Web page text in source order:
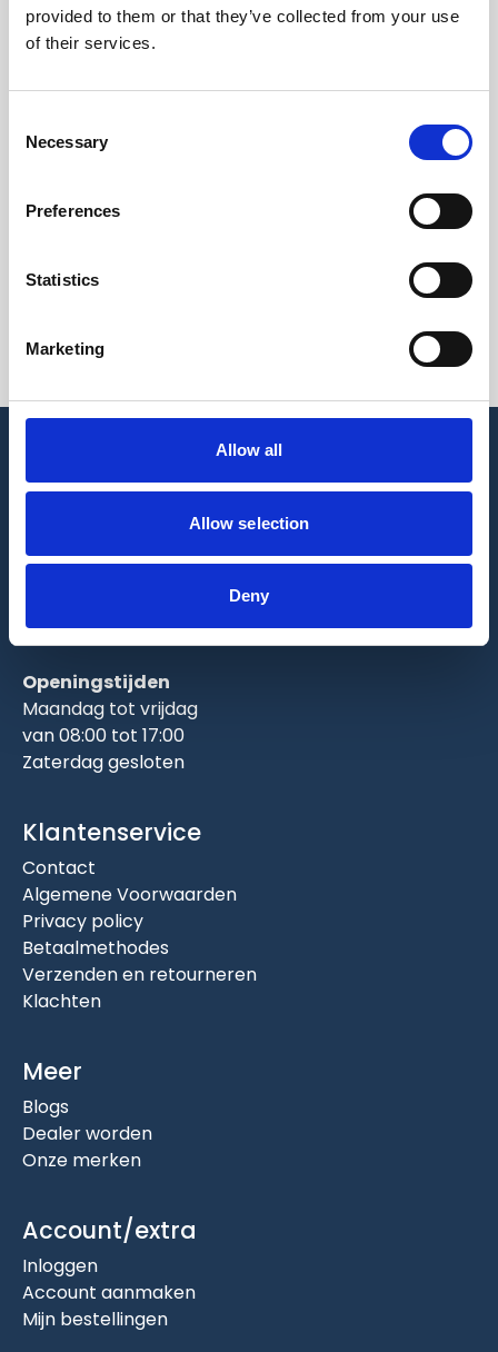
provided to them or that they’ve collected from your use
of their services.
Selection
Necessary
Preferences
Statistics
Marketing
Allow all
Allow selection
Deny
Volg ons voor actuele aanbiedingen, opruiming
en blijf op de hoogte
Contact
Wilt u meer informatie?
Neem contact op
Kelderskooien.nl
Boterweg 2
8334 NS Tuk (Steenwijk)
+31 0521343424
Openingstijden
Maandag tot vrijdag
van 08:00 tot 17:00
Zaterdag gesloten
Klantenservice
Contact
Algemene Voorwaarden
Privacy policy
Betaalmethodes
Verzenden en retourneren
Klachten
Meer
Blogs
Dealer worden
Onze merken
Account/extra
Inloggen
Account aanmaken
Mijn bestellingen